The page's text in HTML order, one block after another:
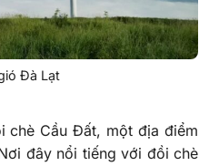
Đà Lạt
chè Cầu Đất, một địa điểm
đây nổi tiếng với đồi chè